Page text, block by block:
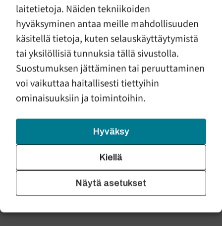
laitetietoja. Näiden tekniikoiden
hyväksyminen antaa meille mahdollisuuden
käsitellä tietoja, kuten selauskäyttäytymistä
tai yksilöllisiä tunnuksia tällä sivustolla.
Suostumuksen jättäminen tai peruuttaminen
voi vaikuttaa haitallisesti tiettyihin
ominaisuuksiin ja toimintoihin.
Hyväksy
Kiellä
Näytä asetukset
Lämpimästi tervetuloa!
ETELÄ-KARJALAN
PERHEIDEN TUKI RY
Etelä-Karjalan perheiden tuki ry on voittoa tavoittelematon,
maakunnallinen perhejärjestö. Yhdistys on perustettu
vuonna 1995, ja se on valtakunnallisenEnsi- ja turvakotien
jäsen. Yhdistyksen asiantuntijuus rakentuu
vauvatyön, väkivaltatyön sekä eroauttamistyön ammatillisiin
avopalveluihin. Toiminnan tavoitteena on edistää lasten ja
perheiden hyvinvointia sekä tarjota lapsiperheiden